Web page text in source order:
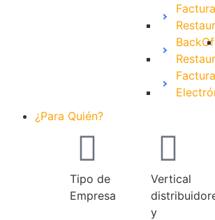
Factura
¿Para Quién?
Tipo de
Empresa
Vertical
y